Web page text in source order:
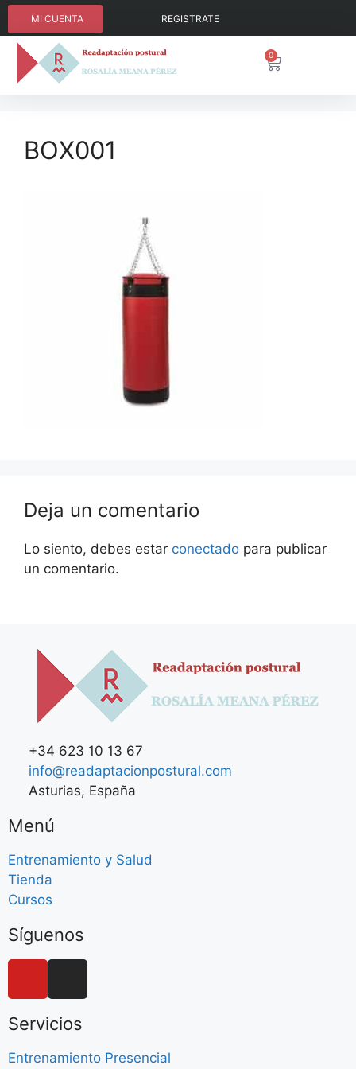
MI CUENTA REGISTRATE
0
BOX001
Deja un comentario
Lo siento, debes estar conectado para publicar
un comentario.
+34 623 10 13 67
info@readaptacionpostural.com
Asturias, España
Menú
Entrenamiento y Salud
Tienda
Cursos
Síguenos
Servicios
Entrenamiento Presencial